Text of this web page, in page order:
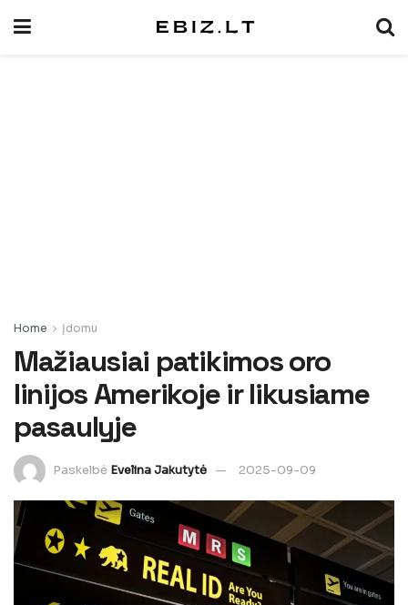
Home Įdomu
Mažiausiai patikimos oro
linijos Amerikoje ir likusiame
pasaulyje
Paskelbė Evelina Jakutytė 2025-09-09